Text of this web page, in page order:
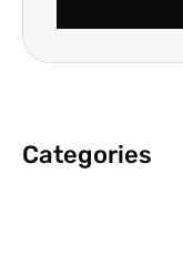
Categories